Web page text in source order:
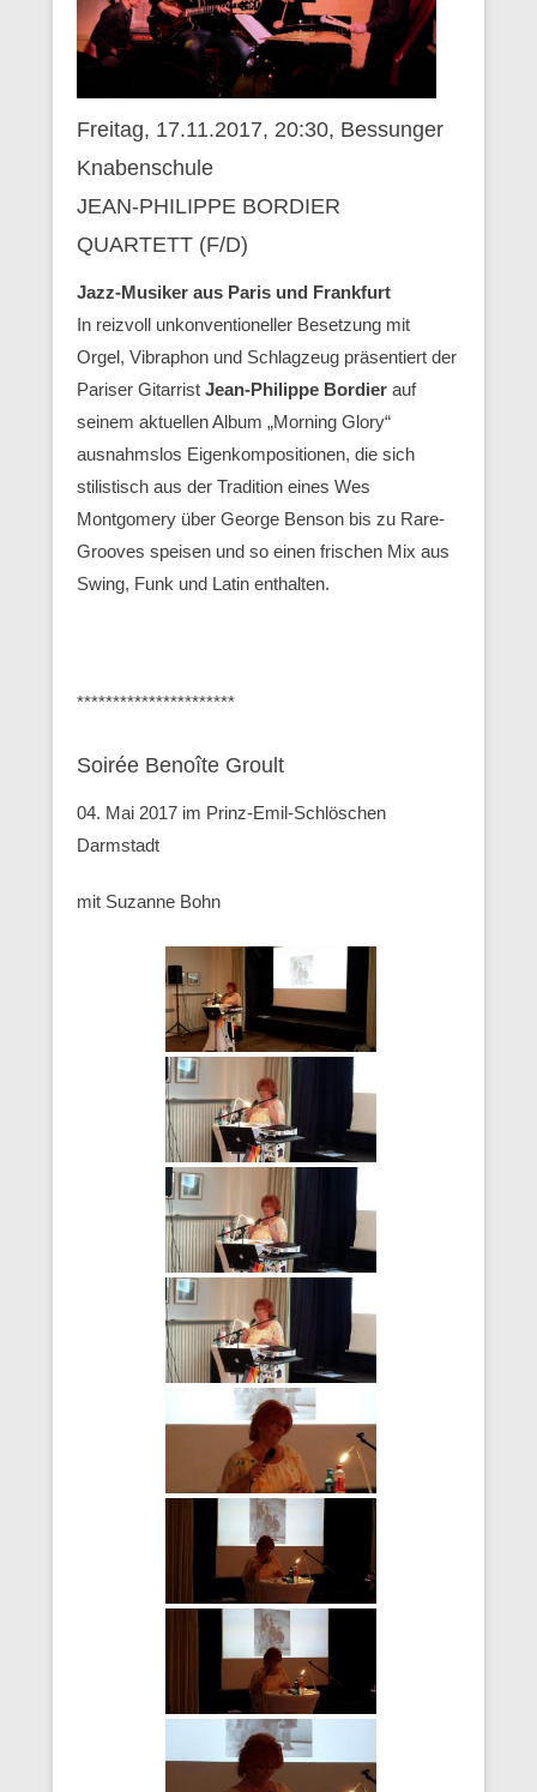
Freitag, 17.11.2017, 20:30, Bessunger
Knabenschule
JEAN-PHILIPPE BORDIER
QUARTETT (F/D)
Jazz-Musiker aus Paris und Frankfurt
In reizvoll unkonventioneller Besetzung mit
Orgel, Vibraphon und Schlagzeug präsentiert der
Pariser Gitarrist Jean-Philippe Bordier auf
seinem aktuellen Album „Morning Glory“
ausnahmslos Eigenkompositionen, die sich
stilistisch aus der Tradition eines Wes
Montgomery über George Benson bis zu Rare-
Grooves speisen und so einen frischen Mix aus
Swing, Funk und Latin enthalten.
**********************
Soirée Benoîte Groult
04. Mai 2017 im Prinz-Emil-Schlöschen
Darmstadt
mit Suzanne Bohn